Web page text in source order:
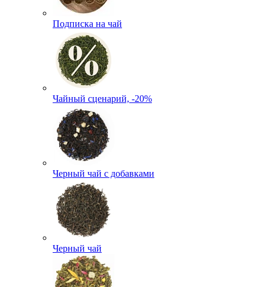
Подписка на чай
Чайный сценарий, -20%
Черный чай с добавками
Черный чай